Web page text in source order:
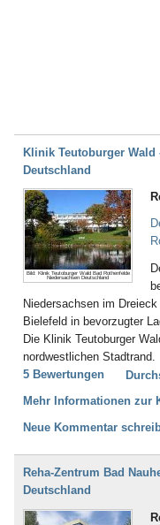
Klinik Teutoburger Wald
Deutschland
Bild: Klinik Teutoburger Wald Bad Rothenfelde
Niedersachsen Deutschland
Niedersachsen im
Bielefeld in bevorzugter
Die Klinik Teutoburger
nordwestlichen Stadtrand.
5 Bewertungen
Mehr Informationen zur
Neue Kommentar
Reha-Zentrum Bad
Deutschland